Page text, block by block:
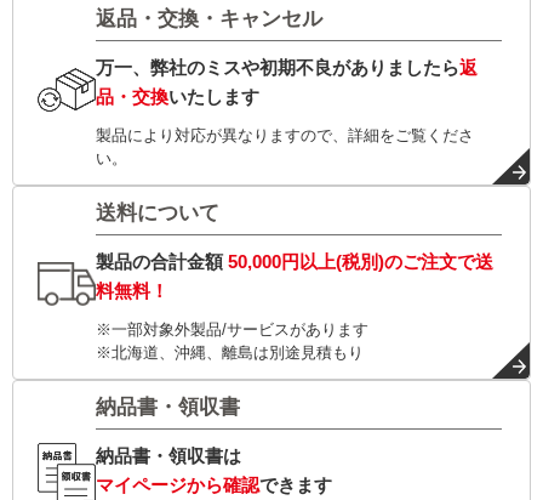
返品・交換・キャンセル
万一、弊社のミスや初期不良がありましたら返
品・交換いたします
製品により対応が異なりますので、詳細をご覧くださ
い。
送料について
製品の合計金額50,000円以上(税別)のご注文で送
料無料！
※一部対象外製品/サービスがあります
※北海道、沖縄、離島は別途見積もり
納品書・領収書
納品書・領収書は
マイページから確認できます